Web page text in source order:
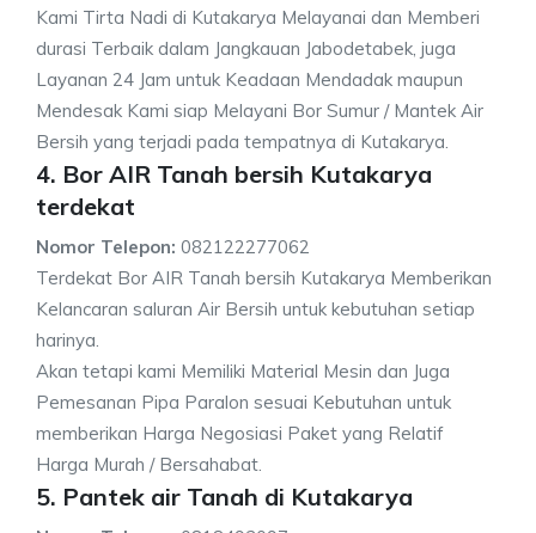
Kami Tirta Nadi di Kutakarya Melayanai dan Memberi
durasi Terbaik dalam Jangkauan Jabodetabek, juga
Layanan 24 Jam untuk Keadaan Mendadak maupun
Mendesak Kami siap Melayani Bor Sumur / Mantek Air
Bersih yang terjadi pada tempatnya di Kutakarya.
4. Bor AIR Tanah bersih Kutakarya
terdekat
Nomor Telepon: 082122277062
Terdekat Bor AIR Tanah bersih Kutakarya Memberikan
Kelancaran saluran Air Bersih untuk kebutuhan setiap
harinya.
Akan tetapi kami Memiliki Material Mesin dan Juga
Pemesanan Pipa Paralon sesuai Kebutuhan untuk
memberikan Harga Negosiasi Paket yang Relatif
Harga Murah / Bersahabat.
5. Pantek air Tanah di Kutakarya